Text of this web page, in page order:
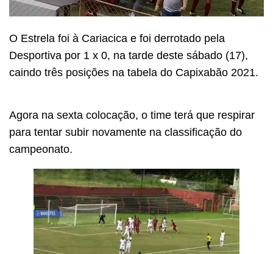
O Estrela foi à Cariacica e foi derrotado pela
Desportiva por 1 x 0, na tarde deste sábado (17),
caindo três posições na tabela do Capixabão 2021.
Agora na sexta colocação, o time terá que respirar
para tentar subir novamente na classificação do
campeonato.